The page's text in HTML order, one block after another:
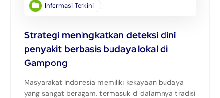
Informasi Terkini
Strategi meningkatkan deteksi dini
penyakit berbasis budaya lokal di
Gampong
Masyarakat Indonesia memiliki kekayaan budaya
yang sangat beragam, termasuk di dalamnya tradisi